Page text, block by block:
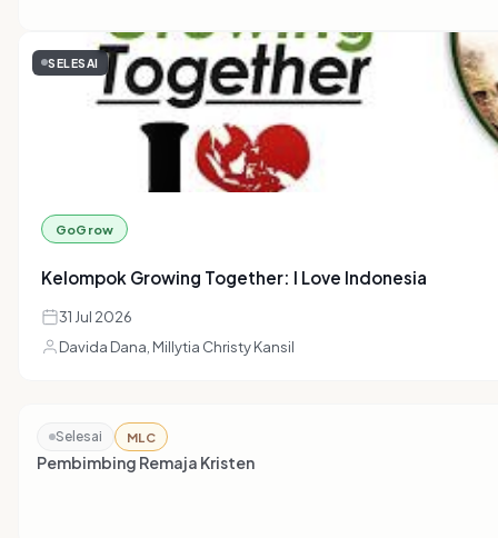
SELESAI
GoGrow
Kelompok Growing Together: I Love Indonesia
31 Jul 2026
Davida Dana, Millytia Christy Kansil
Selesai MLC
Pembimbing Remaja Kristen